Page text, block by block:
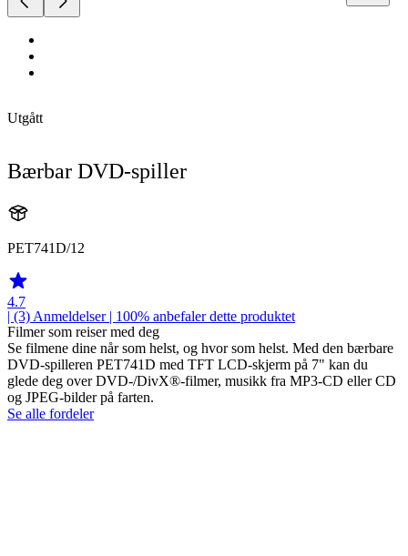
Utgått
Bærbar DVD-spiller
PET741D/12
4.7
| (3) Anmeldelser| 100% anbefaler dette produktet
Filmer som reiser med deg
Se filmene dine når som helst, og hvor som helst. Med den bærbare
DVD-spilleren PET741D med TFT LCD-skjerm på 7" kan du
glede deg over DVD-/DivX®-filmer, musikk fra MP3-CD eller CD
og JPEG-bilder på farten.
Se alle fordeler